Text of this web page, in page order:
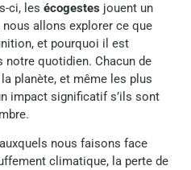
ci, les écogestes jouent un
allons explorer ce que
et pourquoi il est
notre quotidien. Chacun de
planète, et même les plus
impact significatif s’ils sont
nous faisons face
climatique, la perte de